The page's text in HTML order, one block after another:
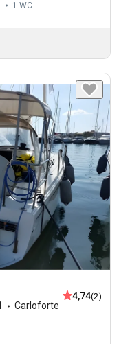
1 WC
Carloforte
4,74(2)